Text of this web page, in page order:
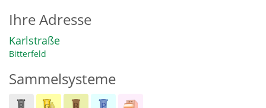
Ihre Adresse
Karlstraße
Bitterfeld
Sammelsysteme